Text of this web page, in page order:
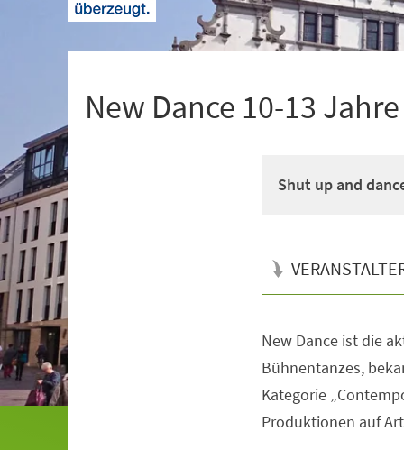
New Dance 10-13
Shut up and
New Dance ist die
Bühnentanzes,
Kategorie
Produktionen auf